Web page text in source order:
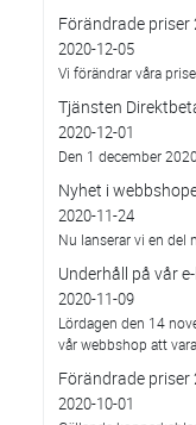
Förändrade priser
2020-12-05
Vi förändrar våra
Tjänsten
2020-12-01
Den 1 december
Nyhet i
2020-11-24
Nu lanserar vi en del
Underhåll på vår
2020-11-09
Lördagen den 14
vår webbshop att
Förändrade priser
2020-10-01